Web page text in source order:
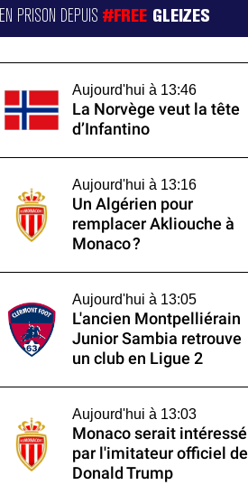
EN PRISON DEPUIS#FREE GLEIZES
Aujourd'hui à 13:46
La Norvège veut la tête
d’Infantino
Aujourd'hui à 13:16
Un Algérien pour
remplacer Akliouche à
Monaco ?
Aujourd'hui à 13:05
L'ancien Montpelliérain
Junior Sambia retrouve
un club en Ligue 2
Aujourd'hui à 13:03
Monaco serait intéressé
par l'imitateur officiel de
Donald Trump